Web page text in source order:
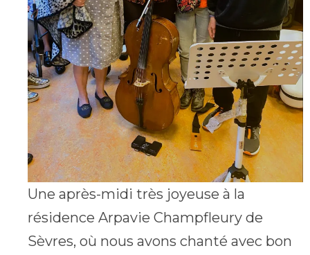
Une après-midi très joyeuse à la
résidence Arpavie Champfleury de
Sèvres, où nous avons chanté avec bon